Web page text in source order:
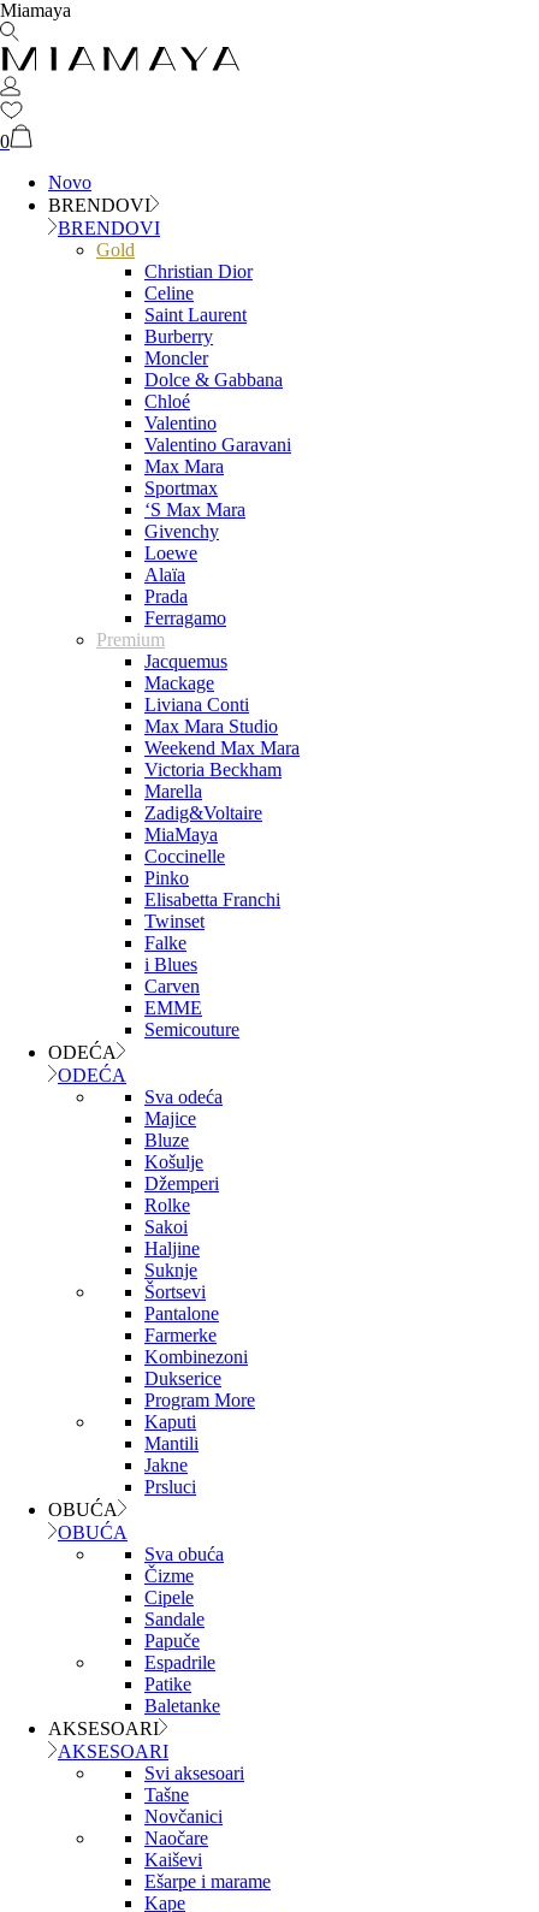
Miamaya
0
Novo
BRENDOVI
BRENDOVI
Gold
Christian Dior
Celine
Saint Laurent
Burberry
Moncler
Dolce & Gabbana
Chloé
Valentino
Valentino Garavani
Max Mara
Sportmax
‘S Max Mara
Givenchy
Loewe
Alaïa
Prada
Ferragamo
Premium
Jacquemus
Mackage
Liviana Conti
Max Mara Studio
Weekend Max Mara
Victoria Beckham
Marella
Zadig&Voltaire
MiaMaya
Coccinelle
Pinko
Elisabetta Franchi
Twinset
Falke
i Blues
Carven
EMME
Semicouture
ODEĆA
ODEĆA
Sva odeća
Majice
Bluze
Košulje
Džemperi
Rolke
Sakoi
Haljine
Suknje
Šortsevi
Pantalone
Farmerke
Kombinezoni
Dukserice
Program More
Kaputi
Mantili
Jakne
Prsluci
OBUĆA
OBUĆA
Sva obuća
Čizme
Cipele
Sandale
Papuče
Espadrile
Patike
Baletanke
AKSESOARI
AKSESOARI
Svi aksesoari
Tašne
Novčanici
Naočare
Kaiševi
Ešarpe i marame
Kape